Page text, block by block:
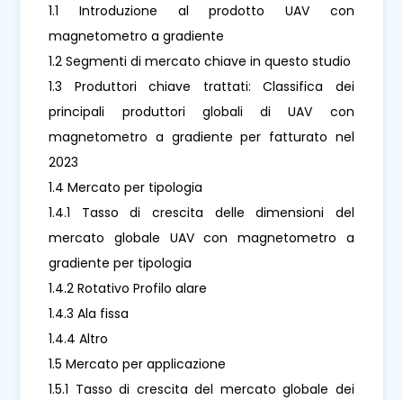
1.1 Introduzione al prodotto UAV con
magnetometro a gradiente
1.2 Segmenti di mercato chiave in questo studio
1.3 Produttori chiave trattati: Classifica dei
principali produttori globali di UAV con
magnetometro a gradiente per fatturato nel
2023
1.4 Mercato per tipologia
1.4.1 Tasso di crescita delle dimensioni del
mercato globale UAV con magnetometro a
gradiente per tipologia
1.4.2 Rotativo Profilo alare
1.4.3 Ala fissa
1.4.4 Altro
1.5 Mercato per applicazione
1.5.1 Tasso di crescita del mercato globale dei